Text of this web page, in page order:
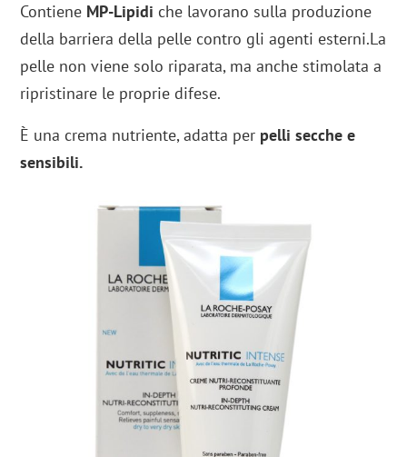
Contiene MP-Lipidi che lavorano sulla produzione
della barriera della pelle contro gli agenti esterni.La
pelle non viene solo riparata, ma anche stimolata a
ripristinare le proprie difese.
È una crema nutriente, adatta per pelli secche e
sensibili.